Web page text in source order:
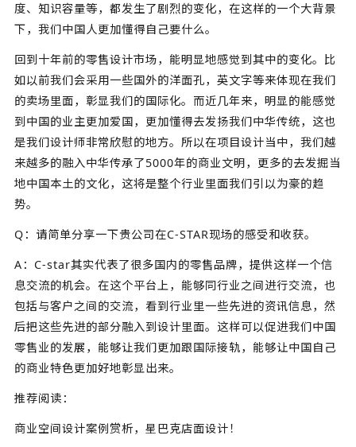
度、知识容量等，都发生了剧烈的变化，在这样的一个大背景
下，我们中国人更加懂得自己要什么。
回到十年前的零售设计市场，能明显地感觉到其中的变化。比
如以前我们会采用一些国外的洋面孔，英文字等来体现在我们
的卖场里面，彰显我们的国际化。而近几年来，明显的能感觉
到中国的业主更加爱国，更加懂得去发扬我们中华传统，这也
是我们设计师非常欣慰的地方。所以在项目设计当中，我们越
来越多的融入中华传承了5000年的商业文明，更多的去发掘当
地中国本土的文化，这将是整个行业里面我们引以为豪的趋
势。
Q：请简单分享一下贵公司在C-STAR现场的感受和收获。
A：C-star其实代表了很多国内的零售品牌，提供这样一个信
息交流的机会。在这个平台上，能够同行业之间进行交流，也
包括与客户之间的交流，看到行业里一些先进的资讯信息，然
后把这些先进的部分融入到设计里面。这样可以促进我们中国
零售业的发展，能够让我们更加跟国际接轨，能够让中国自己
的商业特色更加好地彰显出来。
推荐阅读：
商业空间设计案例赏析，星巴克店面设计！